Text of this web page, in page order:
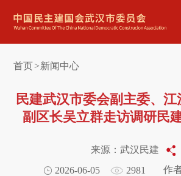
首页>新闻中心
民建武汉市委会副主委、
副区长吴立群走访调研民
来源：武汉民建
2026-06-05
2981 作